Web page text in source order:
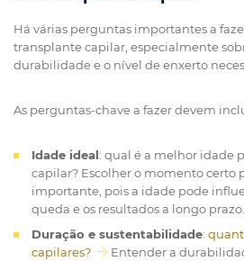
Há várias perguntas importantes a
transplante capilar, especialmente
durabilidade e o nível de enxerto
As perguntas-chave a fazer devem
Idade ideal: qual é a melhor idade
capilar? Escolher o momento certo
importante, pois a idade pode
queda e os resultados a longo prazo.
Duração e sustentabilidade:
capilares?
Entender a